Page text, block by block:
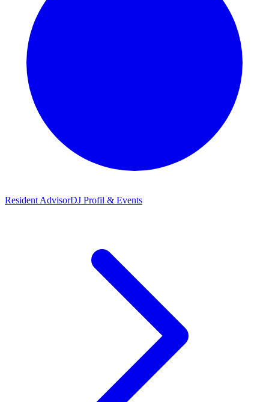
Resident AdvisorDJ Profil & Events